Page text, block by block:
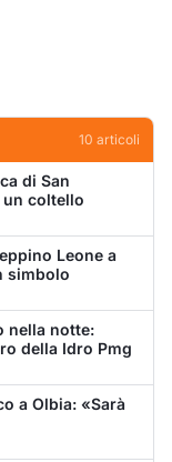
10 articoli
di San
coltello
Leone a
simbolo
nella notte:
della Idro Pmg
a Olbia: «Sarà